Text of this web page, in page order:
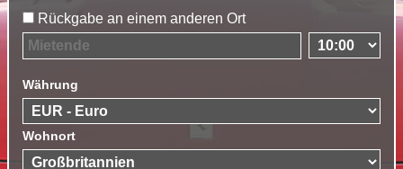
Rückgabe an einem anderen Ort
Währung
Wohnort